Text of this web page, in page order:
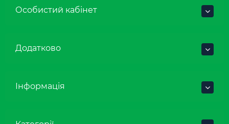
Особистий кабінет
Додатково
Інформація